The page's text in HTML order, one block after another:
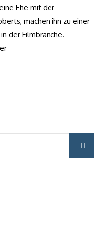
Ehe mit der
machen ihn zu einer
der Filmbranche.